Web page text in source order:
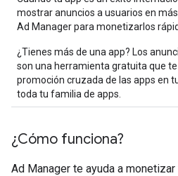
mostrar anuncios a usuarios en
Ad Manager para monetizarlos
¿Tienes más de una app? Los
son una herramienta gratuita que
promoción cruzada de las apps en
toda tu familia de apps.
¿Cómo funciona?
Ad Manager te ayuda a